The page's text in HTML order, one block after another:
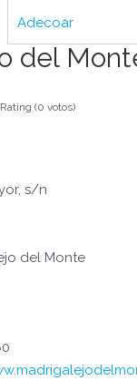
Adecoar
del
Rating (0 votos)
s/n
del Monte